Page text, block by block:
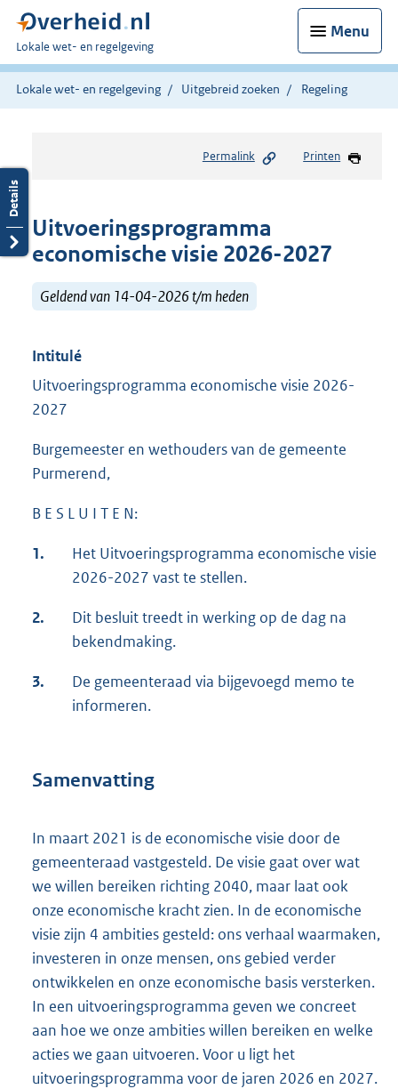
Menu
U
bent
hier:
Lokale wet- en regelgeving
Lokale wet- en regelgeving Uitgebreid zoeken Regeling
Permalink Printen
Uitvoeringsprogramma
economische visie 2026-2027
Geldend van 14-04-2026 t/m heden
Intitulé
Uitvoeringsprogramma economische visie 2026-
2027
Burgemeester en wethouders van de gemeente
Purmerend,
B E S L U I T E N:
1.
Het Uitvoeringsprogramma economische visie
2026-2027 vast te stellen.
2.
Dit besluit treedt in werking op de dag na
bekendmaking.
3.
De gemeenteraad via bijgevoegd memo te
informeren.
Samenvatting
In maart 2021 is de economische visie door de
gemeenteraad vastgesteld. De visie gaat over wat
we willen bereiken richting 2040, maar laat ook
onze economische kracht zien. In de economische
visie zijn 4 ambities gesteld: ons verhaal waarmaken,
investeren in onze mensen, ons gebied verder
ontwikkelen en onze economische basis versterken.
In een uitvoeringsprogramma geven we concreet
aan hoe we onze ambities willen bereiken en welke
acties we gaan uitvoeren. Voor u ligt het
uitvoeringsprogramma voor de jaren 2026 en 2027.